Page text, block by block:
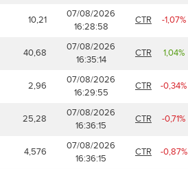
10,21
07/08/2026
16:28:58
CTR -1,07%
40,68
07/08/2026
16:35:14
CTR 1,04%
2,96
07/08/2026
16:29:55
CTR -0,34%
25,28
07/08/2026
16:36:15
CTR -0,71%
4,576
07/08/2026
16:36:15
CTR -0,87%